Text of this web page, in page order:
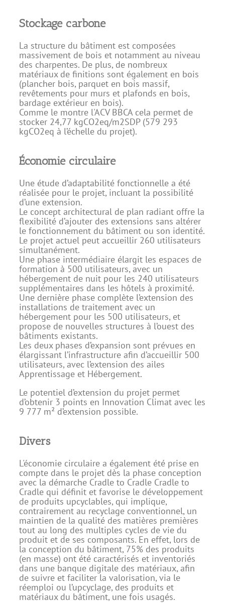
Stockage carbone
La structure du bâtiment est composées
massivement de bois et notamment au niveau
des charpentes. De plus, de nombreux
matériaux de finitions sont également en bois
(plancher bois, parquet en bois massif,
revêtements pour murs et plafonds en bois,
bardage extérieur en bois).
Comme le montre l'ACV BBCA cela permet de
stocker 24,77 kgCO2eq/m2SDP (579 293
kgCO2eq à l’échelle du projet).
Économie circulaire
Une étude d’adaptabilité fonctionnelle a été
réalisée pour le projet, incluant la possibilité
d’une extension.
Le concept architectural de plan radiant offre la
flexibilité d’ajouter des extensions sans altérer
le fonctionnement du bâtiment ou son identité.
Le projet actuel peut accueillir 260 utilisateurs
simultanément.
Une phase intermédiaire élargit les espaces de
formation à 500 utilisateurs, avec un
hébergement de nuit pour les 240 utilisateurs
supplémentaires dans les hôtels à proximité.
Une dernière phase complète l’extension des
installations de traitement avec un
hébergement pour les 500 utilisateurs, et
propose de nouvelles structures à l’ouest des
bâtiments existants.
Les deux phases d’expansion sont prévues en
élargissant l’infrastructure afin d’accueillir 500
utilisateurs, avec l’extension des ailes
Apprentissage et Hébergement.
Le potentiel d’extension du projet permet
d’obtenir 3 points en Innovation Climat avec les
9 777 m² d’extension possible.
Divers
L'économie circulaire a également été prise en
compte dans le projet dès la phase conception
avec la démarche Cradle to Cradle Cradle to
Cradle qui définit et favorise le développement
de produits upcyclables, qui implique,
contrairement au recyclage conventionnel, un
maintien de la qualité des matières premières
tout au long des multiples cycles de vie du
produit et de ses composants. En effet, lors de
la conception du bâtiment, 75% des produits
(en masse) ont été caractérisés et inventoriés
dans une banque digitale des matériaux, afin
de suivre et faciliter la valorisation, via le
réemploi ou l’upcyclage, des produits et
matériaux du bâtiment, une fois usagés.